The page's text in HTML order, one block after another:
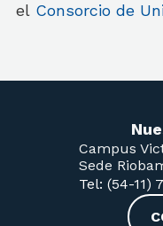
el Consorcio de
Campus
Sede
Tel: (54-11)